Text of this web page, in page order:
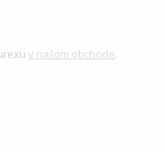
v našom obchode.